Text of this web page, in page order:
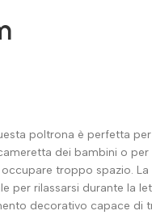
poltrona è perfetta
dei bambini o
troppo spazio.
per rilassarsi durante la
decorativo capace di